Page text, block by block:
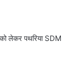
लेकर पथरिया SDM